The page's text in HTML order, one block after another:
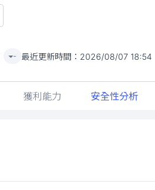
- 最近更新時間： 2026/08/07 18:54
獲利能力 安全性分析